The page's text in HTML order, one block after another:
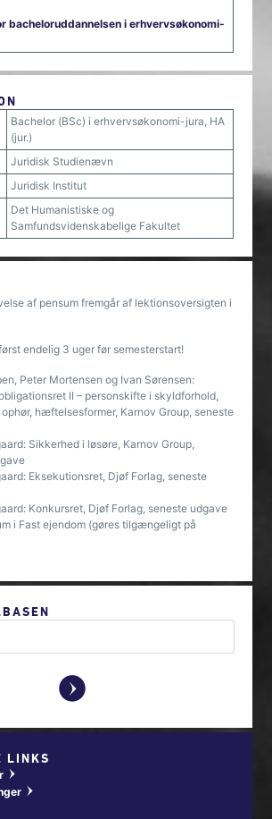
bacheloruddannelsen i erhvervsøkonomi-
Bachelor (BSc) i erhvervsøkonomi-jura, HA
(jur.)
Juridisk Studienævn
Juridisk Institut
Det Humanistiske og
Samfundsvidenskabelige Fakultet
af pensum fremgår af lektionsoversigten i
endelig 3 uger før semesterstart!
Peter Mortensen og Ivan Sørensen:
II – personskifte i skyldforhold,
hæftelsesformer, Karnov Group, seneste
Sikkerhed i løsøre, Karnov Group,
Eksekutionsret, Djøf Forlag, seneste
Konkursret, Djøf Forlag, seneste udgave
i Fast ejendom (gøres tilgængeligt på
y
LINKS
w
w